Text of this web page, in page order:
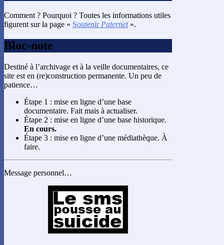
Comment ? Pourquoi ? Toutes les informations utiles
figurent sur la page « Soutenir Paternet».
Bloc-note
Destiné à l’archivage et à la veille documentaires, ce
site est en (re)construction permanente. Un peu de
patience…
Étape 1 : mise en ligne d’une base
documentaire. Fait mais à actualiser.
Étape 2 : mise en ligne d’une base historique.
En cours.
Étape 3 : mise en ligne d’une médiathèque. À
faire.
Message personnel…